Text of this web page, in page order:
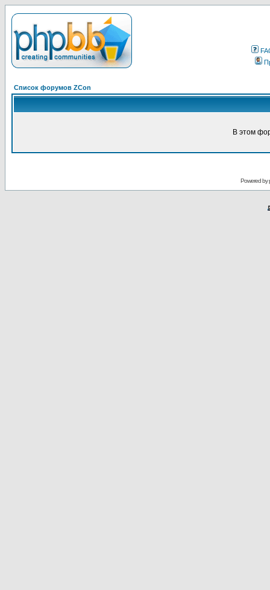
Список форумов ZCon
В этом
Powered by